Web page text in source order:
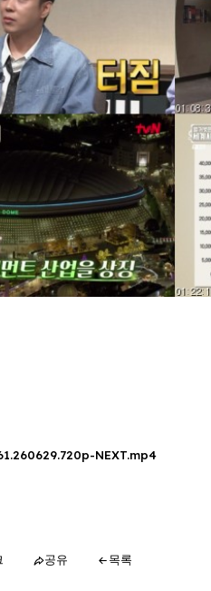
NEXT.mp4
공유 목록